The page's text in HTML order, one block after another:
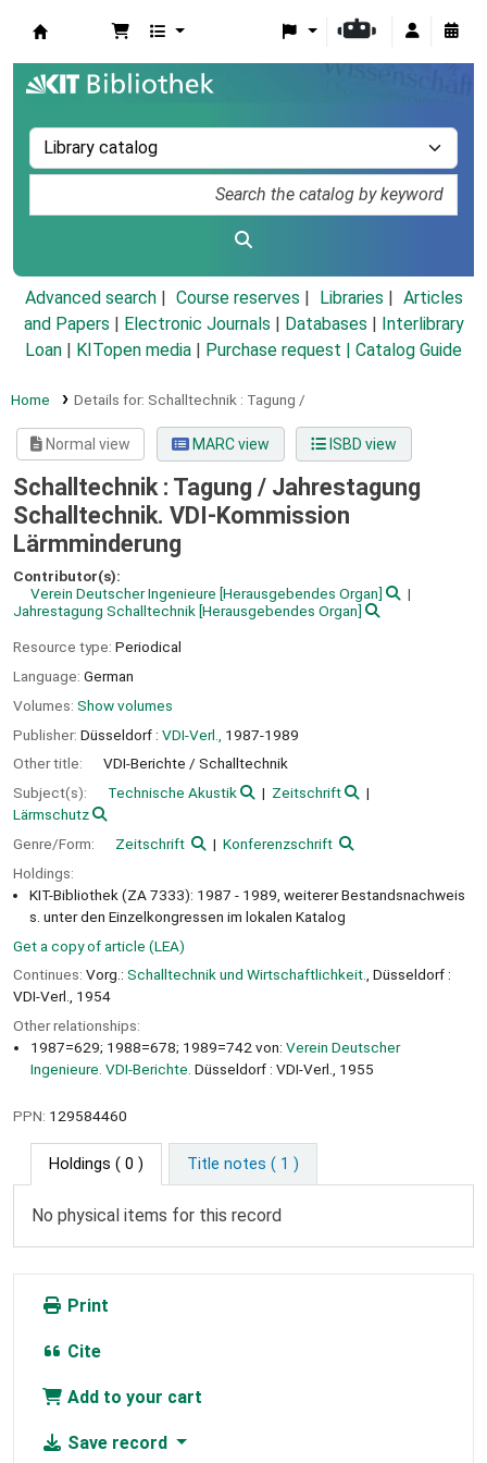
Advanced search Course reserves Libraries
Articles
and Papers
Electronic Journals Databases
Interlibrary
Loan
KITopen media Purchase request | Catalog Guide
Home Details for: Schalltechnik : Tagung /
Normal view MARC view ISBD view
Schalltechnik : Tagung / Jahrestagung
Schalltechnik. VDI-Kommission
Lärmminderung
Contributor(s):
Verein Deutscher Ingenieure [Herausgebendes Organ]
Jahrestagung Schalltechnik [Herausgebendes Organ]
Resource type: Periodical
Language: German
Volumes: Show volumes
Publisher: Düsseldorf : VDI-Verl.,
1987-1989
Other title:
VDI-Berichte / Schalltechnik
Subject(s):
Technische Akustik
Zeitschrift
Lärmschutz
Genre/Form:
Zeitschrift
Konferenzschrift
Holdings:
KIT-Bibliothek (ZA 7333): 1987 - 1989, weiterer Bestandsnachweis
s. unter den Einzelkongressen im lokalen Katalog
Get a copy of article (LEA)
Continues: Vorg.: Schalltechnik und Wirtschaftlichkeit., Düsseldorf :
VDI-Verl., 1954
Other relationships:
1987=629; 1988=678; 1989=742 von: Verein Deutscher
Ingenieure. VDI-Berichte. Düsseldorf : VDI-Verl., 1955
PPN: 129584460
Holdings ( 0 ) Title notes ( 1 )
No physical items for this record
Print
Cite
Add to your cart
Save record